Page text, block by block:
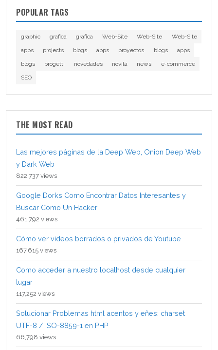
POPULAR TAGS
graphic grafica grafica Web-Site Web-Site
Web-Site
apps
projects blogs apps proyectos blogs
apps
blogs
progetti novedades novità news
e-commerce
SEO
THE MOST READ
Las mejores páginas de la Deep Web, Onion Deep Web
y Dark Web
822,737 views
Google Dorks Como Encontrar Datos Interesantes y
Buscar Como Un Hacker
461,792 views
Cómo ver videos borrados o privados de Youtube
167,615 views
Como acceder a nuestro localhost desde cualquier
lugar
117,252 views
Solucionar Problemas html acentos y eñes: charset
UTF-8 / ISO-8859-1 en PHP
66,798 views